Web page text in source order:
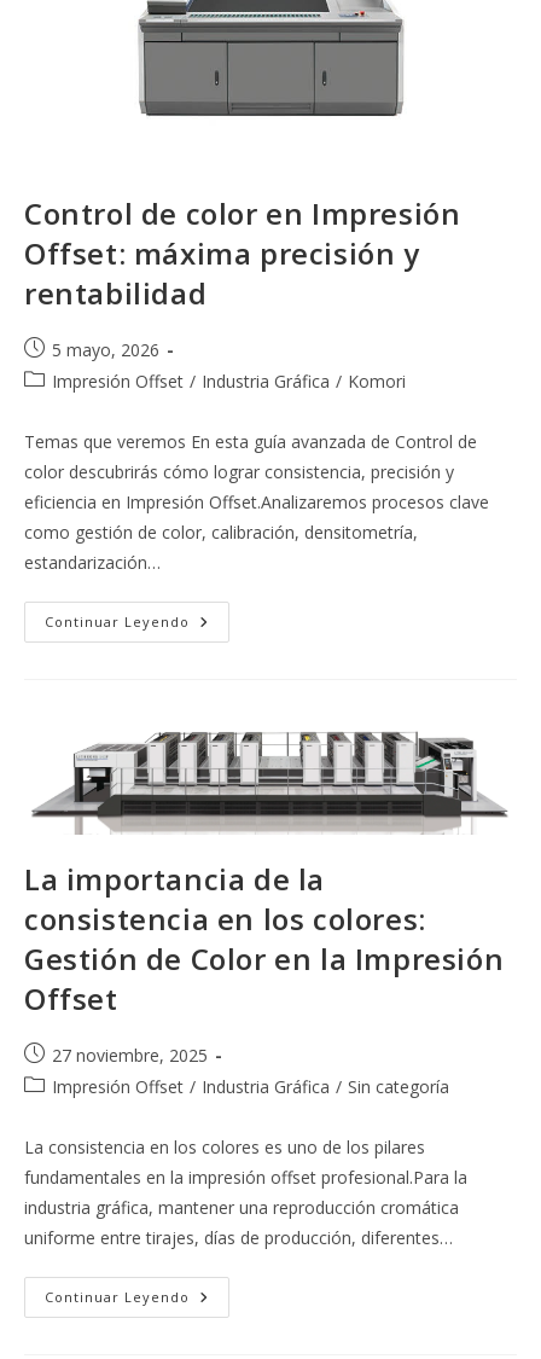
Control de color en Impresión
Offset: máxima precisión y
rentabilidad
Publicación
de
5 mayo, 2026
Categoría
entrada:
Impresión Offset / Industria Gráfica / Komori
Temas que veremos En esta guía avanzada de Control de
color descubrirás cómo lograr consistencia, precisión y
eficiencia en Impresión Offset.Analizaremos procesos clave
como gestión de color, calibración, densitometría,
estandarización…
Continuar Leyendo Control
De
Precisión
Y
Rentabilidad
La importancia de la
consistencia en los colores:
Gestión de Color en la Impresión
Offset
Publicación
de
27 noviembre, 2025
Categoría
entrada:
Impresión Offset / Industria Gráfica / Sin categoría
La consistencia en los colores es uno de los pilares
fundamentales en la impresión offset profesional.Para la
industria gráfica, mantener una reproducción cromática
uniforme entre tirajes, días de producción, diferentes…
Continuar Leyendo La
Importancia